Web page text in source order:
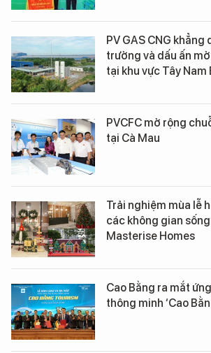
PV GAS CNG
trưởng và dấu ấn
tại khu vực Tây Nam
PVCFC mở rộng
tại Cà Mau
Trải nghiệm mùa lễ
các không gian
Masterise Homes
Cao Bằng ra mắt
thông minh ‘Cao